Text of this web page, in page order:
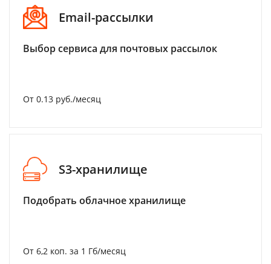
Email-рассылки
Выбор сервиса для почтовых рассылок
От 0.13 руб./месяц
S3-хранилище
Подобрать облачное хранилище
От 6,2 коп. за 1 Гб/месяц